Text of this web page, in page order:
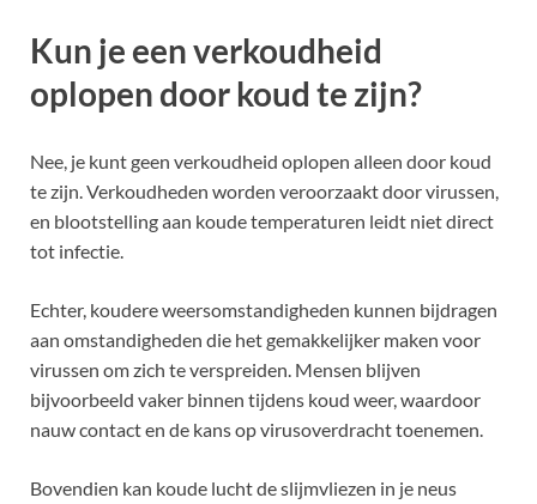
Kun je een verkoudheid
oplopen door koud te zijn?
Nee, je kunt geen verkoudheid oplopen alleen door koud
te zijn. Verkoudheden worden veroorzaakt door virussen,
en blootstelling aan koude temperaturen leidt niet direct
tot infectie.
Echter, koudere weersomstandigheden kunnen bijdragen
aan omstandigheden die het gemakkelijker maken voor
virussen om zich te verspreiden. Mensen blijven
bijvoorbeeld vaker binnen tijdens koud weer, waardoor
nauw contact en de kans op virusoverdracht toenemen.
Bovendien kan koude lucht de slijmvliezen in je neus